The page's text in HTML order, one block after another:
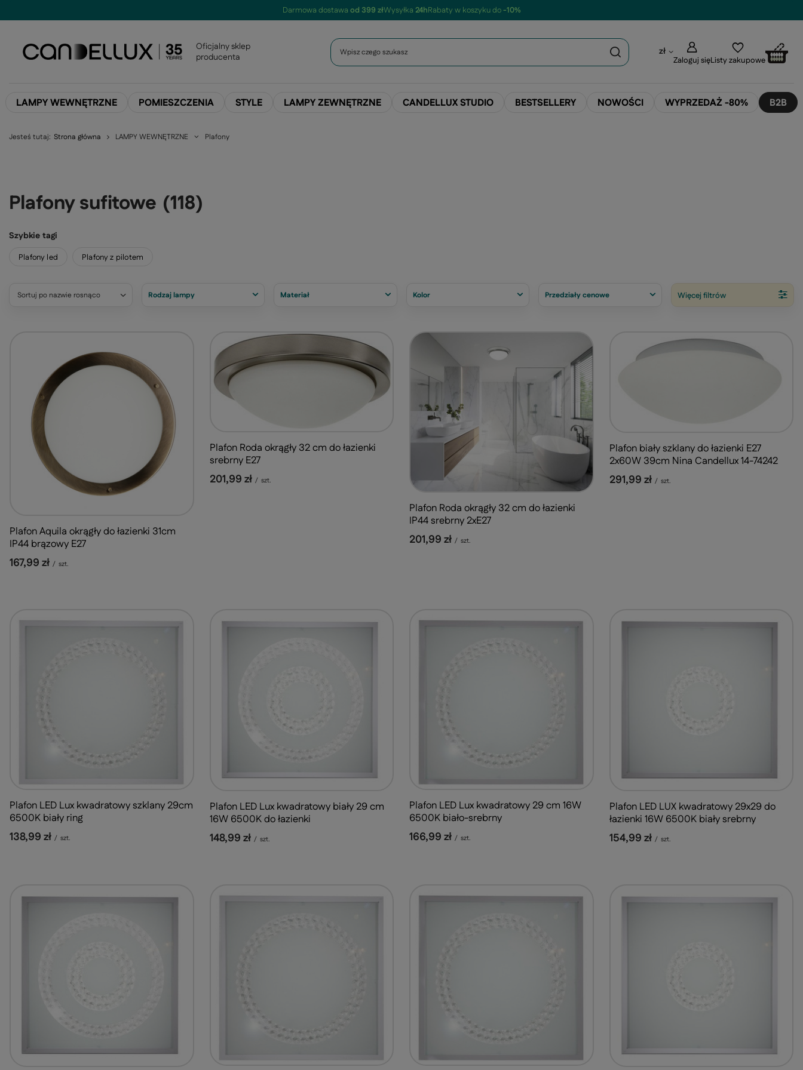
Darmowa dostawa od 399 złWysyłka 24hRabaty w koszyku do-10%
Oficjalny sklep
producenta
zł
Zaloguj sięListy zakupowe
LAMPY WEWNĘTRZNE POMIESZCZENIA STYLE LAMPY ZEWNĘTRZNE CANDELLUX STUDIO BESTSELLERY NOWOŚCI WYPRZEDAŻ -80% B2B
Jesteś tutaj: Strona główna LAMPY WEWNĘTRZNE Plafony
Plafony sufitowe (118)
Szybkie tagi
Plafony led Plafony z pilotem
Sortuj po nazwie rosnąco Rodzaj lampy Materiał Kolor Przedziały cenowe Więcej filtrów
Plafon Aquila okrągły do łazienki 31cm
IP44 brązowy E27
167,99 zł / szt.
Plafon Roda okrągły 32 cm do łazienki
srebrny E27
201,99 zł / szt.
Plafon Roda okrągły 32 cm do łazienki
IP44 srebrny 2xE27
201,99 zł / szt.
Plafon biały szklany do łazienki E27
2x60W 39cm Nina Candellux 14-74242
291,99 zł / szt.
Plafon LED Lux kwadratowy szklany 29cm
6500K biały ring
138,99 zł / szt.
Plafon LED Lux kwadratowy biały 29 cm
16W 6500K do łazienki
148,99 zł / szt.
Plafon LED Lux kwadratowy 29 cm 16W
6500K biało-srebrny
166,99 zł / szt.
Plafon LED LUX kwadratowy 29x29 do
łazienki 16W 6500K biały srebrny
154,99 zł / szt.